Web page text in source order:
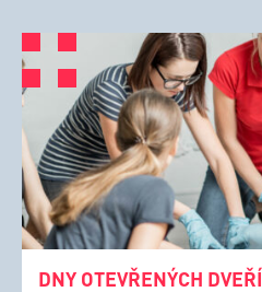
DNY OTEVŘENÝCH DVEŘÍ